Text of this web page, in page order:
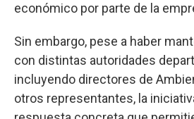
económico por parte de la
Sin embargo, pese a haber
con distintas autoridades
incluyendo directores de
otros representantes, la